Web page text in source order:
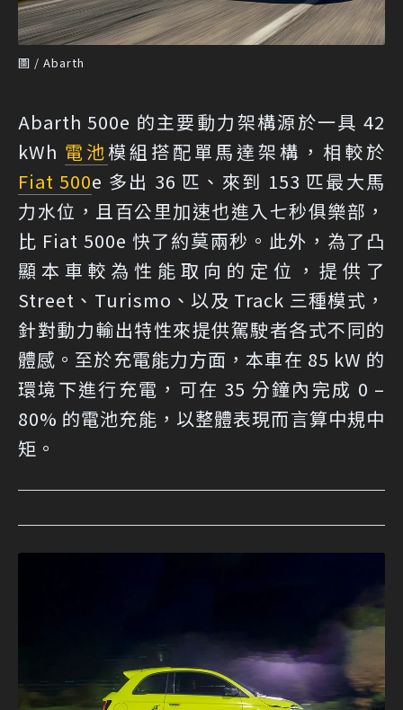
圖 / Abarth
Abarth 500e 的主要動力架構源於一具 42
kWh 電池模組搭配單馬達架構，相較於
Fiat 500e 多出 36 匹、來到 153 匹最大馬
力水位，且百公里加速也進入七秒俱樂部，
比 Fiat 500e 快了約莫兩秒。此外，為了凸
顯本車較為性能取向的定位，提供了
Street、Turismo、以及 Track 三種模式，
針對動力輸出特性來提供駕駛者各式不同的
體感。至於充電能力方面，本車在 85 kW 的
環境下進行充電，可在 35 分鐘內完成 0 –
80% 的電池充能，以整體表現而言算中規中
矩。